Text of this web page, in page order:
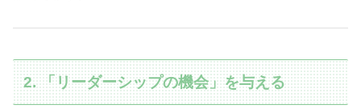
2. 「リーダーシップの機会」を与える